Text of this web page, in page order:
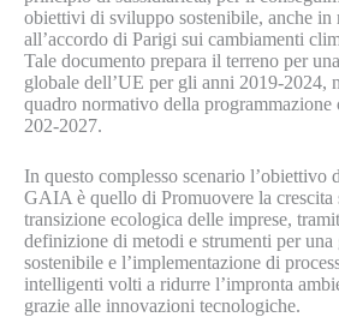
obiettivi di sviluppo sostenibile, anche in
all’accordo di Parigi sui cambiamenti
Tale documento prepara il terreno per
globale dell’UE per gli anni 2019-2024,
quadro normativo della programmazione
202-2027.
In questo complesso scenario l’obiettivo
GAIA è quello di Promuovere la crescita
transizione ecologica delle imprese,
definizione di metodi e strumenti per una
sostenibile e l’implementazione di
intelligenti volti a ridurre l’impronta
grazie alle innovazioni tecnologiche.